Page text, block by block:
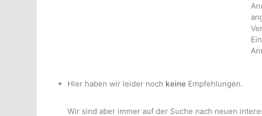
Hier haben wir leider noch keine Empfehlungen.
Wir sind aber immer auf der Suche nach neuen